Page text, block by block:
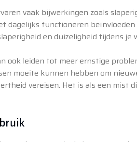
vaak bijwerkingen zoals
dagelijks functioneren
en duizeligheid tijdens je
ook leiden tot meer ernstige
moeite kunnen hebben om
vereisen. Het is als een mist